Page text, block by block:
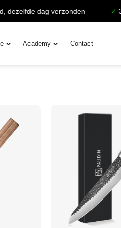
dag verzonden 30
Academy Contact